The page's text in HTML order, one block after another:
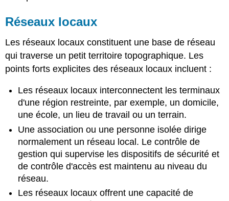
Réseaux locaux
Les réseaux locaux constituent une base de réseau
qui traverse un petit territoire topographique. Les
points forts explicites des réseaux locaux incluent :
Les réseaux locaux interconnectent les terminaux
d'une région restreinte, par exemple, un domicile,
une école, un lieu de travail ou un terrain.
Une association ou une personne isolée dirige
normalement un réseau local. Le contrôle de
gestion qui supervise les dispositifs de sécurité et
de contrôle d'accès est maintenu au niveau du
réseau.
Les réseaux locaux offrent une capacité de